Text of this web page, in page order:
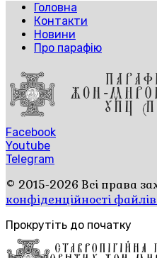
Головна
Контакти
Новини
Про парафію
Facebook
Youtube
Telegram
© 2015-2026 Всі права
конфіденційності
Прокрутіть до початку